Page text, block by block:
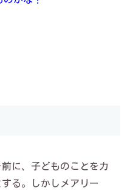
に、子どものことをカ
る。しかしメアリー